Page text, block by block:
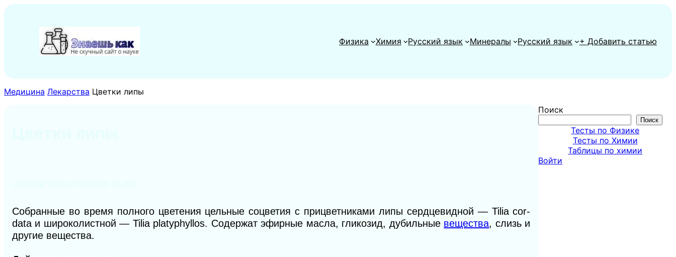
содержимому
Физика
Химия Русский язык Минералы Русский язык + Добавить статью
Медицина Лекарства Цветки липы
Собранные во время полного цветения цельные соцветия с прицветниками липы сердцевидной — Tilia соr-
data и широколистной — Tilia platyphyllos. Содержат эфирные масла, гликозид, дубильные вещества, слизь и
другие вещества.
Поиск
Поиск
Тесты по Физике
Тесты по Химии
Таблицы по химии
Войти